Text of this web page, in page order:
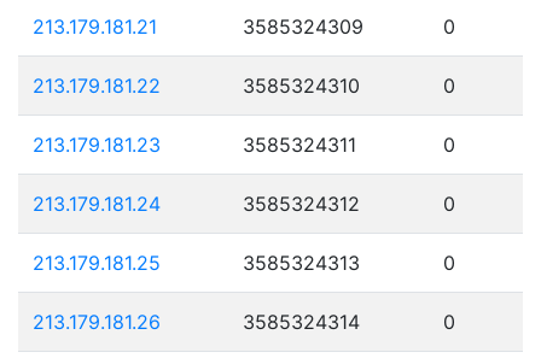
213.179.181.21 3585324309 0
213.179.181.22 3585324310 0
213.179.181.23 3585324311 0
213.179.181.24 3585324312 0
213.179.181.25 3585324313 0
213.179.181.26 3585324314 0